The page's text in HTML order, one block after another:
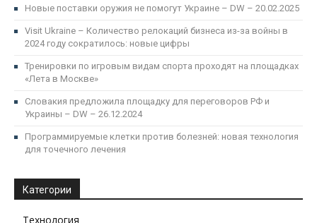
Новые поставки оружия не помогут Украине – DW – 20.02.2025
Visit Ukraine – Количество релокаций бизнеса из-за войны в
2024 году сократилось: новые цифры
Тренировки по игровым видам спорта проходят на площадках
«Лета в Москве»
Словакия предложила площадку для переговоров РФ и
Украины – DW – 26.12.2024
Программируемые клетки против болезней: новая технология
для точечного лечения
Категории
Технология